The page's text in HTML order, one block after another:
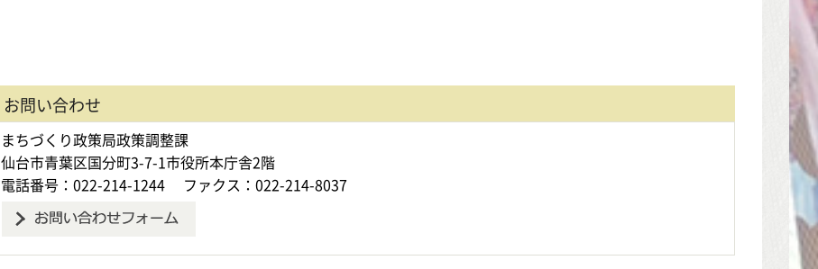
お問い合わせ
まちづくり政策局政策調整課
仙台市青葉区国分町3-7-1市役所本庁舎2階
電話番号：022-214-1244
ファクス：022-214-8037